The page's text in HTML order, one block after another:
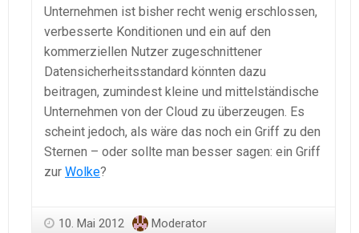
Unternehmen ist bisher recht wenig erschlossen,
verbesserte Konditionen und ein auf den
kommerziellen Nutzer zugeschnittener
Datensicherheitsstandard könnten dazu
beitragen, zumindest kleine und mittelständische
Unternehmen von der Cloud zu überzeugen. Es
scheint jedoch, als wäre das noch ein Griff zu den
Sternen – oder sollte man besser sagen: ein Griff
zur Wolke?
10. Mai 2012 Moderator